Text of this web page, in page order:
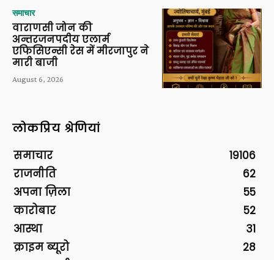
समाचार
वाराणसी जोन की
अन्तरजनपदीय एलार्म
एफिसिएन्सी रेस में मीरजापुर ने
मारी बाजी
August 6, 2026
लोकप्रिय श्रेणियां
समाचार
19106
राजनीति
62
अपना ज़िला
55
कारोबार
52
आस्था
31
क्राइम ब्यूरो
28